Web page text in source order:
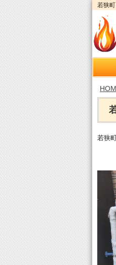
若狭
若狭